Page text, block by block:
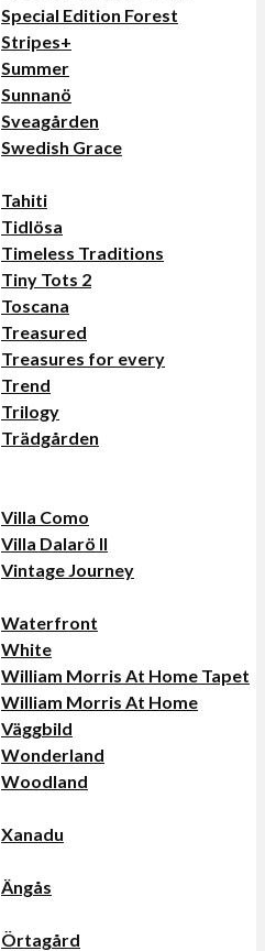
Special Edition Forest
Stripes+
Summer
Sunnanö
Sveagården
Swedish Grace
Tahiti
Tidlösa
Timeless Traditions
Tiny Tots 2
Toscana
Treasured
Treasures for every
Trend
Trilogy
Trädgården
Villa Como
Villa Dalarö II
Vintage Journey
Waterfront
White
William Morris At Home Tapet
William Morris At Home
Väggbild
Wonderland
Woodland
Xanadu
Ängås
Örtagård